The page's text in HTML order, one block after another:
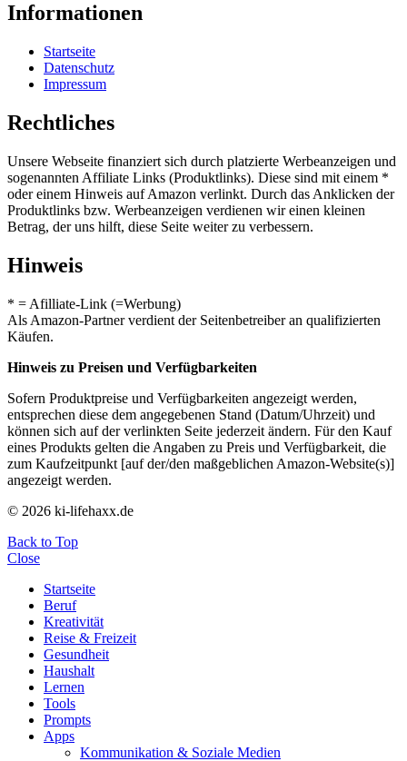
Informationen
Startseite
Datenschutz
Impressum
Rechtliches
Unsere Webseite finanziert sich durch platzierte Werbeanzeigen und
sogenannten Affiliate Links (Produktlinks). Diese sind mit einem *
oder einem Hinweis auf Amazon verlinkt. Durch das Anklicken der
Produktlinks bzw. Werbeanzeigen verdienen wir einen kleinen
Betrag, der uns hilft, diese Seite weiter zu verbessern.
Hinweis
* = Afilliate-Link (=Werbung)
Als Amazon-Partner verdient der Seitenbetreiber an qualifizierten
Käufen.
Hinweis zu Preisen und Verfügbarkeiten
Sofern Produktpreise und Verfügbarkeiten angezeigt werden,
entsprechen diese dem angegebenen Stand (Datum/Uhrzeit) und
können sich auf der verlinkten Seite jederzeit ändern. Für den Kauf
eines Produkts gelten die Angaben zu Preis und Verfügbarkeit, die
zum Kaufzeitpunkt [auf der/den maßgeblichen Amazon-Website(s)]
angezeigt werden.
© 2026 ki-lifehaxx.de
Back to Top
Close
Startseite
Beruf
Kreativität
Reise & Freizeit
Gesundheit
Haushalt
Lernen
Tools
Prompts
Apps
Kommunikation & Soziale Medien